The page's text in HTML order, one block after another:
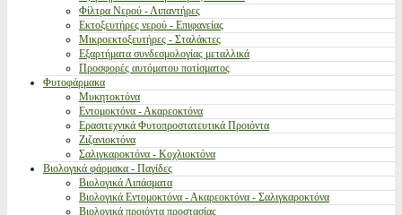
Φίλτρα Νερού - Λιπαντήρες
Εκτοξευτήρες νερού - Επιφανείας
Μικροεκτοξευτήρες - Σταλάκτες
Εξαρτήματα συνδεσμολογίας μεταλλικά
Προσφορές αυτόματου ποτίσματος
Φυτοφάρμακα
Μυκητοκτόνα
Εντομοκτόνα - Ακαρεοκτόνα
Ερασιτεχνικά Φυτοπροστατευτικά Προιόντα
Ζιζανιοκτόνα
Σαλιγκαροκτόνα - Κοχλιοκτόνα
Βιολογικά φάρμακα - Παγίδες
Βιολογικά Λιπάσματα
Βιολογικά Εντομοκτόνα - Ακαρεοκτόνα - Σαλιγκαροκτόνα
Βιολογικά προιόντα προστασίας